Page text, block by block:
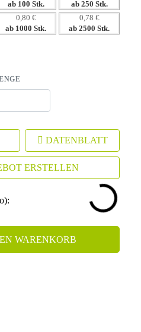
für langfristige
ab 100 Stk. ab 250 Stk.
0,80 €
ab 1000 Stk.
0,78 €
ab 2500 Stk.
DATENBLATT
ERSTELLEN
WARENKORB